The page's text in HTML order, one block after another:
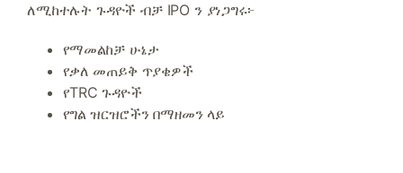
ለሚከተሉት ጉዳዮች ብቻ IPO ን ያነጋግሩ፦
የማመልከቻ ሁኔታ
የቃለ መጠይቅ ጥያቄዎች
የTRC ጉዳዮች
የግል ዝርዝሮችን በማዘመን ላይ